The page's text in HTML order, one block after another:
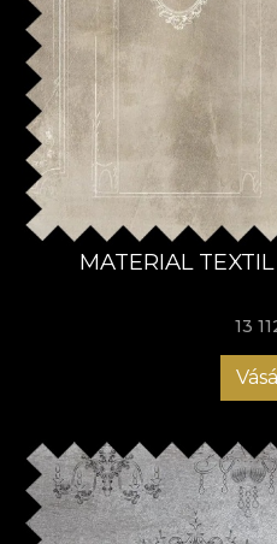
MATERIAL
13